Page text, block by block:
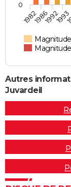
Magnitude
1982198619921993
0
Autres
Juvardeil